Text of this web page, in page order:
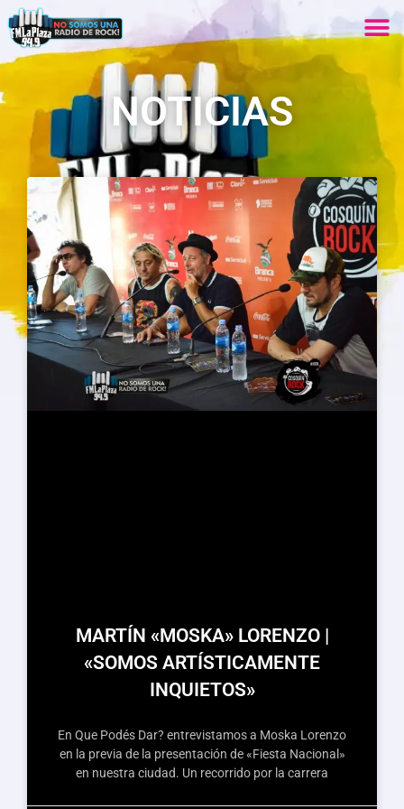
NOTICIAS
MARTÍN «MOSKA» LORENZO |
«SOMOS ARTÍSTICAMENTE
INQUIETOS»
En Que Podés Dar? entrevistamos a Moska Lorenzo
en la previa de la presentación de «Fiesta Nacional»
en nuestra ciudad. Un recorrido por la carrera